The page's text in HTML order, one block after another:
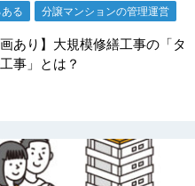
る 分譲マンションの管理運営
画あり】大規模修繕工事の「タ
事」とは？